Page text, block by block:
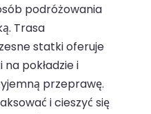
podróżowania
Trasa
statki oferuje
pokładzie i
przeprawę.
i cieszyć się